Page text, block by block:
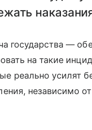
государства —
на такие
реально усилят
независимо